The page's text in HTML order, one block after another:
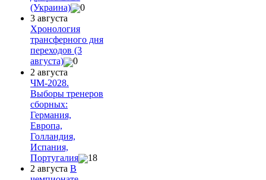
(Украина)
0
3 августа
Хронология
трансферного дня
переходов (3
августа)
0
2 августа
ЧМ-2028.
Выборы тренеров
сборных:
Германия,
Европа,
Голландия,
Испания,
Португалия
18
2 августа В